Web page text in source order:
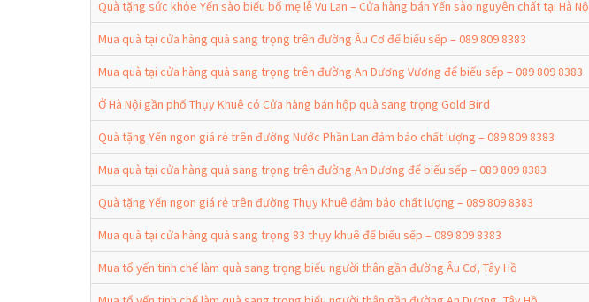
Quà tặng sức khỏe Yến sào biếu bố mẹ lễ Vu Lan – Cửa hàng bán Yến sào nguyên chất tại Hà
Mua quà tại cửa hàng quà sang trọng trên đường Âu Cơ để biếu sếp – 089 809 8383
Mua quà tại cửa hàng quà sang trọng trên đường An Dương Vương để biếu sếp – 089 809 8383
Ở Hà Nội gần phố Thụy Khuê có Cửa hàng bán hộp quà sang trọng Gold Bird
Quà tặng Yến ngon giá rẻ trên đường Nước Phần Lan đảm bảo chất lượng – 089 809 8383
Mua quà tại cửa hàng quà sang trọng trên đường An Dương để biếu sếp – 089 809 8383
Quà tặng Yến ngon giá rẻ trên đường Thụy Khuê đảm bảo chất lượng – 089 809 8383
Mua quà tại cửa hàng quà sang trọng 83 thụy khuê để biếu sếp – 089 809 8383
Mua tổ yến tinh chế làm quà sang trọng biếu người thân gần đường Âu Cơ, Tây Hồ